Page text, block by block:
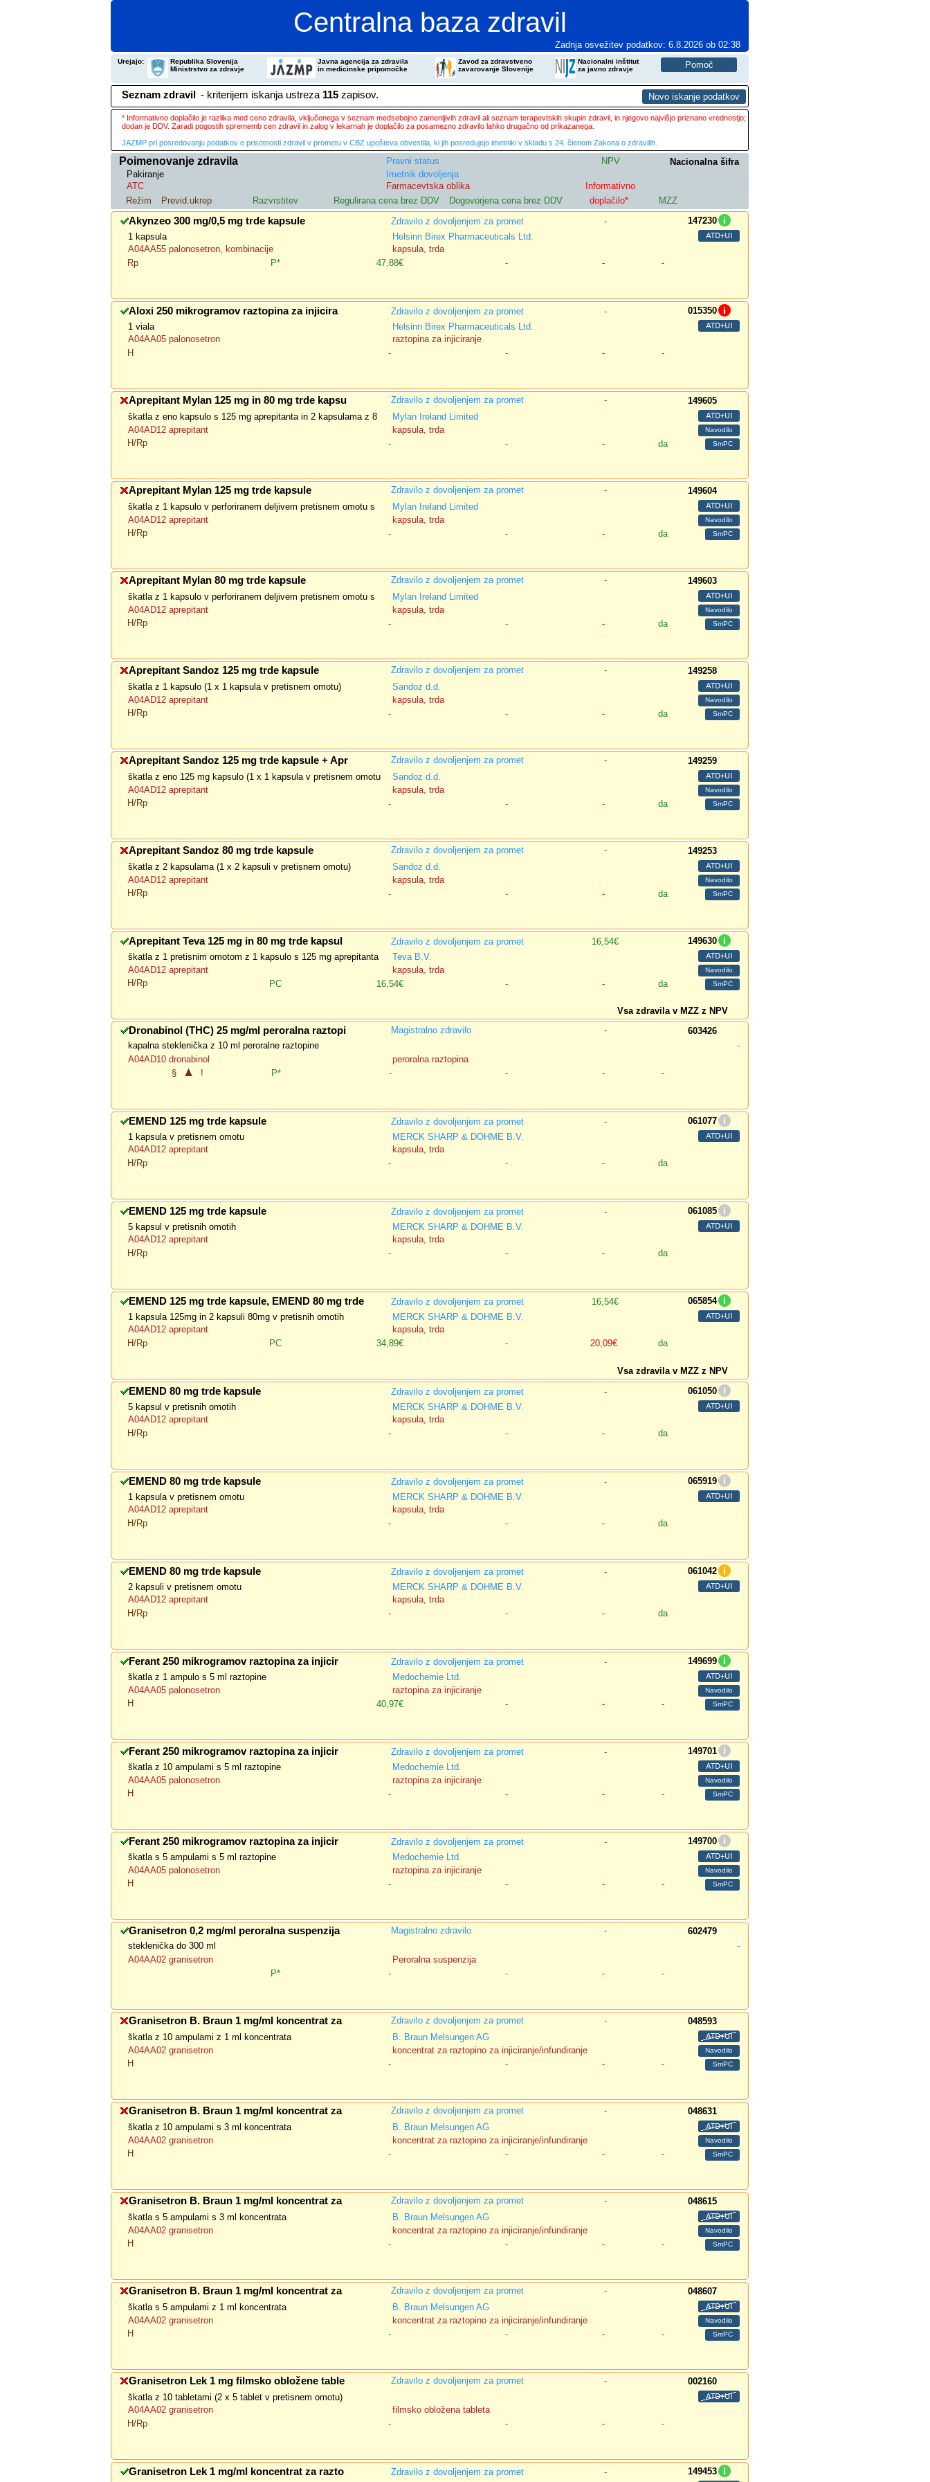
Centralna baza zdravil
Zadnja osvežitev podatkov: 6.8.2026 ob 02:38
Urejajo:
Republika Slovenija
Ministrstvo za zdravje
Javna agencija za zdravila
in medicinske pripomočke
Zavod za zdravstveno
zavarovanje Slovenije
Nacionalni inštitut
za javno zdravje
Seznam zdravil - kriterijem iskanja ustreza 115 zapisov.
* Informativno doplačilo je razlika med ceno zdravila, vključenega v seznam medsebojno zamenljivih zdravil ali seznam terapevtskih skupin zdravil, in njegovo najvišjo priznano vrednostjo;
dodan je DDV. Zaradi pogostih sprememb cen zdravil in zalog v lekarnah je doplačilo za posamezno zdravilo lahko drugačno od prikazanega.
JAZMP pri posredovanju podatkov o prisotnosti zdravil v prometu v CBZ upošteva obvestila, ki jih posredujejo imetniki v skladu s 24. členom Zakona o zdravilih.
Poimenovanje zdravila Pravni status NPV
Nacionalna šifra
Pakiranje
Imetnik dovoljenja
ATC
Farmacevtska oblika
Informativno
Režim
Previd.ukrep Razvrstitev Regulirana cena brez DDV Dogovorjena cena brez DDV doplačilo* MZZ
Akynzeo 300 mg/0,5 mg trde kapsule Zdravilo z dovoljenjem za promet -
147230
1 kapsula
Helsinn Birex Pharmaceuticals Ltd.
A04AA55 palonosetron, kombinacije
kapsula, trda
Rp
P* 47,88€ - - -
Aloxi 250 mikrogramov raztopina za injicira Zdravilo z dovoljenjem za promet -
015350
1 viala
Helsinn Birex Pharmaceuticals Ltd.
A04AA05 palonosetron
raztopina za injiciranje
H
- - - -
Aprepitant Mylan 125 mg in 80 mg trde kapsu Zdravilo z dovoljenjem za promet -
149605
škatla z eno kapsulo s 125 mg aprepitanta in 2 kapsulama z 8
Mylan Ireland Limited
A04AD12 aprepitant
kapsula, trda
H/Rp
- - - da
Aprepitant Mylan 125 mg trde kapsule Zdravilo z dovoljenjem za promet -
149604
škatla z 1 kapsulo v perforiranem deljivem pretisnem omotu s
Mylan Ireland Limited
A04AD12 aprepitant
kapsula, trda
H/Rp
- - - da
Aprepitant Mylan 80 mg trde kapsule Zdravilo z dovoljenjem za promet -
149603
škatla z 1 kapsulo v perforiranem deljivem pretisnem omotu s
Mylan Ireland Limited
A04AD12 aprepitant
kapsula, trda
H/Rp
- - - da
Aprepitant Sandoz 125 mg trde kapsule Zdravilo z dovoljenjem za promet -
149258
škatla z 1 kapsulo (1 x 1 kapsula v pretisnem omotu)
Sandoz d.d.
A04AD12 aprepitant
kapsula, trda
H/Rp
- - - da
Aprepitant Sandoz 125 mg trde kapsule + Apr Zdravilo z dovoljenjem za promet -
149259
škatla z eno 125 mg kapsulo (1 x 1 kapsula v pretisnem omotu
Sandoz d.d.
A04AD12 aprepitant
kapsula, trda
H/Rp
- - - da
Aprepitant Sandoz 80 mg trde kapsule Zdravilo z dovoljenjem za promet -
149253
škatla z 2 kapsulama (1 x 2 kapsuli v pretisnem omotu)
Sandoz d.d.
A04AD12 aprepitant
kapsula, trda
H/Rp
- - - da
Aprepitant Teva 125 mg in 80 mg trde kapsul Zdravilo z dovoljenjem za promet 16,54€
149630
škatla z 1 pretisnim omotom z 1 kapsulo s 125 mg aprepitanta
Teva B.V.
A04AD12 aprepitant
kapsula, trda
H/Rp
PC 16,54€ - - da
Vsa zdravila v MZZ z NPV
Dronabinol (THC) 25 mg/ml peroralna raztopi Magistralno zdravilo -
603426
kapalna steklenička z 10 ml peroralne raztopine
-
A04AD10 dronabinol
peroralna raztopina
§
! P* - - - -
EMEND 125 mg trde kapsule Zdravilo z dovoljenjem za promet -
061077
1 kapsula v pretisnem omotu
MERCK SHARP & DOHME B.V.
A04AD12 aprepitant
kapsula, trda
H/Rp
- - - da
EMEND 125 mg trde kapsule Zdravilo z dovoljenjem za promet -
061085
5 kapsul v pretisnih omotih
MERCK SHARP & DOHME B.V.
A04AD12 aprepitant
kapsula, trda
H/Rp
- - - da
EMEND 125 mg trde kapsule, EMEND 80 mg trde Zdravilo z dovoljenjem za promet 16,54€
065854
1 kapsula 125mg in 2 kapsuli 80mg v pretisnih omotih
MERCK SHARP & DOHME B.V.
A04AD12 aprepitant
kapsula, trda
H/Rp
PC 34,89€ - 20,09€ da
Vsa zdravila v MZZ z NPV
EMEND 80 mg trde kapsule Zdravilo z dovoljenjem za promet -
061050
5 kapsul v pretisnih omotih
MERCK SHARP & DOHME B.V.
A04AD12 aprepitant
kapsula, trda
H/Rp
- - - da
EMEND 80 mg trde kapsule Zdravilo z dovoljenjem za promet -
065919
1 kapsula v pretisnem omotu
MERCK SHARP & DOHME B.V.
A04AD12 aprepitant
kapsula, trda
H/Rp
- - - da
EMEND 80 mg trde kapsule Zdravilo z dovoljenjem za promet -
061042
2 kapsuli v pretisnem omotu
MERCK SHARP & DOHME B.V.
A04AD12 aprepitant
kapsula, trda
H/Rp
- - - da
Ferant 250 mikrogramov raztopina za injicir Zdravilo z dovoljenjem za promet -
149699
škatla z 1 ampulo s 5 ml raztopine
Medochemie Ltd.
A04AA05 palonosetron
raztopina za injiciranje
H
40,97€ - - -
Ferant 250 mikrogramov raztopina za injicir Zdravilo z dovoljenjem za promet -
149701
škatla z 10 ampulami s 5 ml raztopine
Medochemie Ltd.
A04AA05 palonosetron
raztopina za injiciranje
H
- - - -
Ferant 250 mikrogramov raztopina za injicir Zdravilo z dovoljenjem za promet -
149700
škatla s 5 ampulami s 5 ml raztopine
Medochemie Ltd.
A04AA05 palonosetron
raztopina za injiciranje
H
- - - -
Granisetron 0,2 mg/ml peroralna suspenzija Magistralno zdravilo -
602479
steklenička do 300 ml
-
A04AA02 granisetron
Peroralna suspenzija
P*
- - - -
Granisetron B. Braun 1 mg/ml koncentrat za Zdravilo z dovoljenjem za promet -
048593
škatla z 10 ampulami z 1 ml koncentrata
B. Braun Melsungen AG
A04AA02 granisetron
koncentrat za raztopino za injiciranje/infundiranje
H
- - - -
Granisetron B. Braun 1 mg/ml koncentrat za Zdravilo z dovoljenjem za promet -
048631
škatla z 10 ampulami s 3 ml koncentrata
B. Braun Melsungen AG
A04AA02 granisetron
koncentrat za raztopino za injiciranje/infundiranje
H
- - - -
Granisetron B. Braun 1 mg/ml koncentrat za Zdravilo z dovoljenjem za promet -
048615
škatla s 5 ampulami s 3 ml koncentrata
B. Braun Melsungen AG
A04AA02 granisetron
koncentrat za raztopino za injiciranje/infundiranje
H
- - - -
Granisetron B. Braun 1 mg/ml koncentrat za Zdravilo z dovoljenjem za promet -
048607
škatla s 5 ampulami z 1 ml koncentrata
B. Braun Melsungen AG
A04AA02 granisetron
koncentrat za raztopino za injiciranje/infundiranje
H
- - - -
Granisetron Lek 1 mg filmsko obložene table Zdravilo z dovoljenjem za promet -
002160
škatla z 10 tabletami (2 x 5 tablet v pretisnem omotu)
A04AA02 granisetron
filmsko obložena tableta
H/Rp
- - - -
Granisetron Lek 1 mg/ml koncentrat za razto Zdravilo z dovoljenjem za promet - 149453